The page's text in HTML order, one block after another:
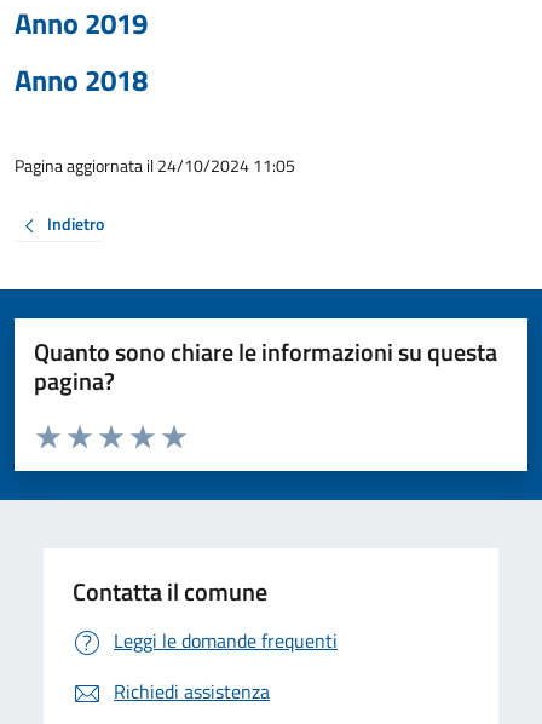
Anno 2019
Anno 2018
Pagina aggiornata il 24/10/2024 11:05
Indietro
Quanto sono chiare le informazioni su questa
pagina?
Valuta da 1 a 5 stelle la pagina
Valuta 5 stelle su 5
Valuta 4 stelle su 5
Valuta 3 stelle su 5
Valuta 2 stelle su 5
Valuta 1 stelle su 5
Contatta il comune
Leggi le domande frequenti
Richiedi assistenza